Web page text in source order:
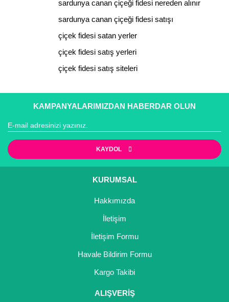
sardunya canan çiçeği fidesi nereden alınır
sardunya canan çiçeği fidesi satışı
çiçek fidesi satan yerler
çiçek fidesi satış yerleri
çiçek fidesi satış siteleri
KAMPANYALARIMIZDAN HABERDAR OLUN
KAYDOL
KURUMSAL
Hakkımızda
İletişim
İletişim Formu
Havale Bildirim Formu
Kargo Takibi
ALIŞVERİŞ